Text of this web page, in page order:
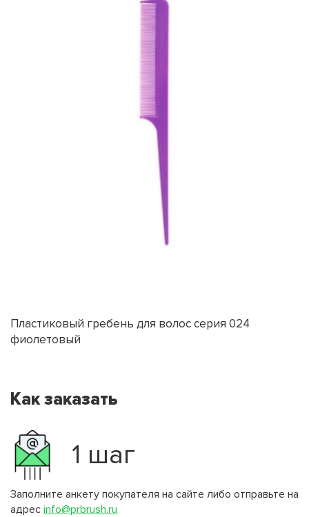
Пластиковый гребень для волос серия 024
фиолетовый
Как заказать
1 шаг
Заполните анкету покупателя на сайте либо отправьте на
адрес info@prbrush.ru